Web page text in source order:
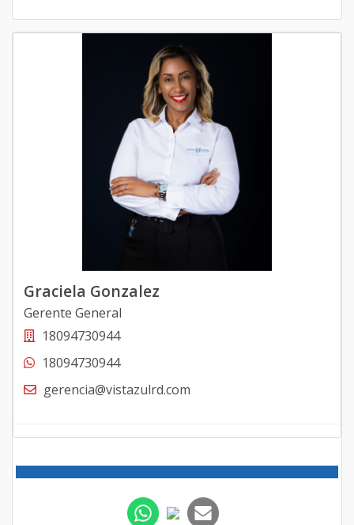
Graciela Gonzalez
Gerente General
18094730944
18094730944
gerencia@vistazulrd.com